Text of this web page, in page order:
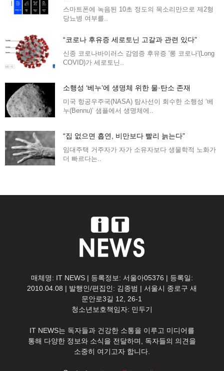
스마트폰에 녹음된 10초 정도의 목소리만으로 제2형
당뇨병 여부를..
“코로나 후유증 세로토닌 고갈과 관련 있다”
신종 코로나바이러스 감염증 후유증 '롱 코로나'(Long
COVID)가 세로토닌..
소행성 ‘베누’에 생명체 위한 물·탄소 존재
미국 항공우주국(NASA) 탐사선이 회수한 소행성 ‘베
누(Bennu)’ 샘플에서 생명체에..
“집 없으면 흡연, 비만보다 빨리 늙는다”
임대주택 거주자가 자가 소유자보다 생물학적 노화가
더 빠르다는..
매체명: IT NEWS | 등록정보: 서울아05376 | 등록일:
2010.04.08 | 발행인/편집인: 김종범 | 서울시 종로구 새
문안로3길 12, 26-1
청소년보호책임자: 민두기
IT NEWS는 독자들과 건강한 소통을 이루고 미디어를
통해 다양한 정보와 소식을 전달하며, 독자들의 의견을
소중히 여기고자 합니다.